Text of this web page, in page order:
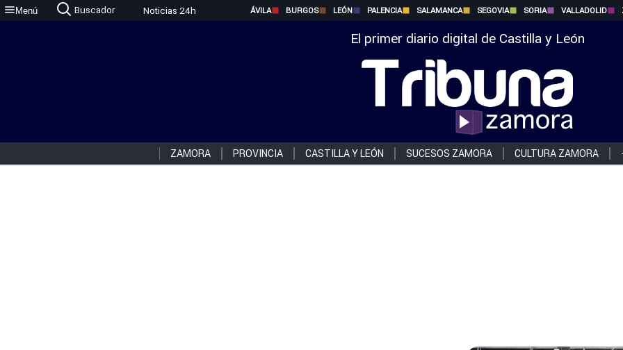
Menú Buscador Noticias 24h ÁVILA BURGOS LEÓN PALENCIA SALAMANCA SEGOVIA SORIA VALLADOLID
El primer diario digital de Castilla y León
ZAMORA PROVINCIA CASTILLA Y LEÓN SUCESOS ZAMORA CULTURA ZAMORA